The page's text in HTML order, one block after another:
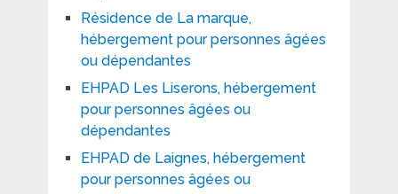
Résidence de La marque,
hébergement pour personnes âgées
ou dépendantes
EHPAD Les Liserons, hébergement
pour personnes âgées ou
dépendantes
EHPAD de Laignes, hébergement
pour personnes âgées ou